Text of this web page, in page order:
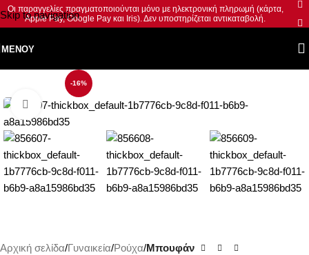
Skip to navigation
Skip to main content
Οι παραγγελίες πραγματοποιούνται μόνο με ηλεκτρονική πληρωμή (κάρτα,
Apple Pay, Google Pay και Iris). Δεν υποστηρίζεται αντικαταβολή.
ΜΕΝΟΎ
-16%
Κλικ για μεγέθυνση
Αρχική σελίδα Γυναικεία Ρούχα Μπουφάν